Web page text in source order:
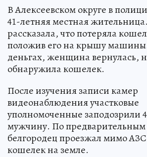
В Алексеевском округе в
41-летняя местная
рассказала, что потеряла
положив его на крышу
деньгах, женщина вернулась,
обнаружила кошелек.
После изучения записи камер
видеонаблюдения участковые
уполномоченные заподозрили
мужчину. По
белгородец проезжал мимо
кошелек на земле.